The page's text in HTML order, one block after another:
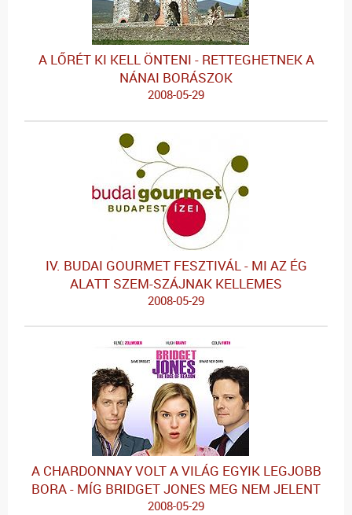
A LŐRÉT KI KELL ÖNTENI - RETTEGHETNEK A
NÁNAI BORÁSZOK
2008-05-29
IV. BUDAI GOURMET FESZTIVÁL - MI AZ ÉG
ALATT SZEM-SZÁJNAK KELLEMES
2008-05-29
A CHARDONNAY VOLT A VILÁG EGYIK LEGJOBB
BORA - MÍG BRIDGET JONES MEG NEM JELENT
2008-05-29